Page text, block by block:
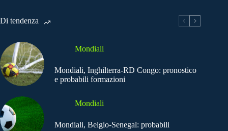
Di tendenza
Mondiali
Mondiali, Inghilterra-RD Congo: pronostico
e probabili formazioni
Mondiali
Mondiali, Belgio-Senegal: probabili